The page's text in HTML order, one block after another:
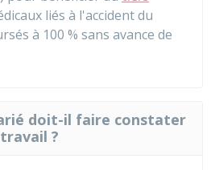
liés à l'accident du
à 100 % sans avance de
doit-il faire constater
?